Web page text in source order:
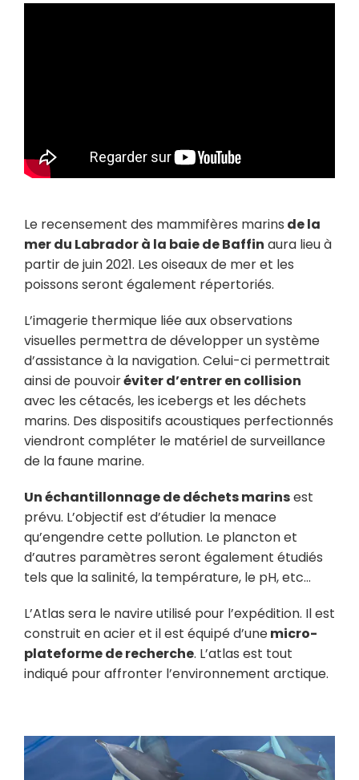
Le recensement des mammifères marins de la
mer du Labrador à la baie de Baffin aura lieu à
partir de juin 2021. Les oiseaux de mer et les
poissons seront également répertoriés.
L’imagerie thermique liée aux observations
visuelles permettra de développer un système
d’assistance à la navigation. Celui-ci permettrait
ainsi de pouvoiréviter d’entrer en collision
avec les cétacés, les icebergs et les déchets
marins. Des dispositifs acoustiques perfectionnés
viendront compléter le matériel de surveillance
de la faune marine.
Un échantillonnage de déchets marinsest
prévu. L’objectif est d’étudier la menace
qu’engendre cette pollution. Le plancton et
d’autres paramètres seront également étudiés
tels que la salinité, la température, le pH, etc…
L’Atlas sera le navire utilisé pour l’expédition. Il est
construit en acier et il est équipé d’unemicro-
plateforme de recherche. L’atlas est tout
indiqué pour affronter l’environnement arctique.